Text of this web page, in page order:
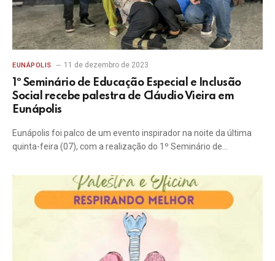
EUNÁPOLIS 11 de dezembro de 2023
1º Seminário de Educação Especial e Inclusão
Social recebe palestra de Cláudio Vieira em
Eunápolis
Eunápolis foi palco de um evento inspirador na noite da última
quinta-feira (07), com a realização do 1º Seminário de…